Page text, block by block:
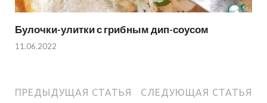
Булочки-улитки с грибным дип-соусом
11.06.2022
ПРЕДЫДУЩАЯ СТАТЬЯ СЛЕДУЮЩАЯ СТАТЬЯ